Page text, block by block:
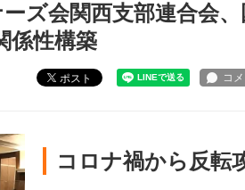
ズ会関西支部連合会
係性構築
ポスト
コロナ禍から反転